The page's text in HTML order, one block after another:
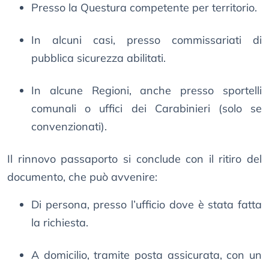
Presso la Questura competente per territorio.
In alcuni casi, presso commissariati di
pubblica sicurezza abilitati.
In alcune Regioni, anche presso sportelli
comunali o uffici dei Carabinieri (solo se
convenzionati).
Il rinnovo passaporto si conclude con il ritiro del
documento, che può avvenire:
Di persona, presso l’ufficio dove è stata fatta
la richiesta.
A domicilio, tramite posta assicurata, con un